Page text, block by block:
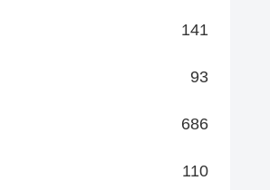
141
93
686
110